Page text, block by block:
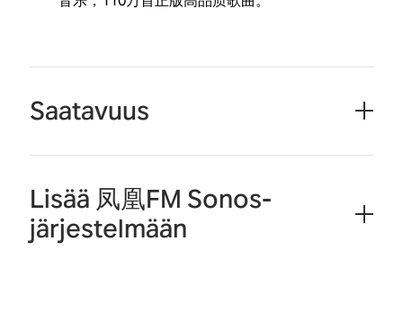
Saatavuus
Lisää 凤凰FM Sonos-
järjestelmään